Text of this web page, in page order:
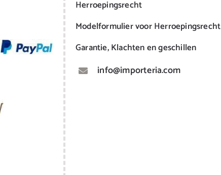
Herroepingsrecht
Modelformulier voor Herroepingsrecht
Garantie, Klachten en geschillen
info@importeria.com